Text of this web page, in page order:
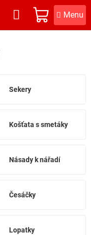
NÁKUPNÍ
KOŠÍK
Sekery
Košťata s smetáky
Násady k nářadí
Česáčky
Lopatky